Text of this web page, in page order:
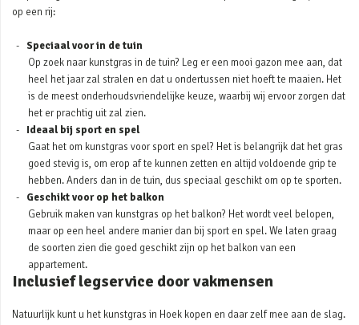
op een rij:
Speciaal voor in de tuin
Op zoek naar kunstgras in de tuin? Leg er een mooi gazon mee aan, dat
heel het jaar zal stralen en dat u ondertussen niet hoeft te maaien. Het
is de meest onderhoudsvriendelijke keuze, waarbij wij ervoor zorgen dat
het er prachtig uit zal zien.
Ideaal bij sport en spel
Gaat het om kunstgras voor sport en spel? Het is belangrijk dat het gras
goed stevig is, om erop af te kunnen zetten en altijd voldoende grip te
hebben. Anders dan in de tuin, dus speciaal geschikt om op te sporten.
Geschikt voor op het balkon
Gebruik maken van kunstgras op het balkon? Het wordt veel belopen,
maar op een heel andere manier dan bij sport en spel. We laten graag
de soorten zien die goed geschikt zijn op het balkon van een
appartement.
Inclusief legservice door vakmensen
Natuurlijk kunt u het kunstgras in Hoek kopen en daar zelf mee aan de slag.